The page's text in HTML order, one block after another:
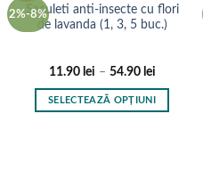
2%-8%Saculeti anti-insecte cu flori
de lavanda (1, 3, 5 buc.)
11.90 lei – 54.90 leiInterval
prețuri:
11.90 lei
SELECTEAZĂ OPȚIUNI